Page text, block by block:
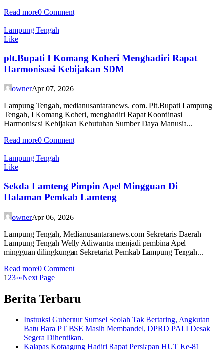
Read more0 Comment
Lampung Tengah
Like
plt.Bupati I Komang Koheri Menghadiri Rapat
Harmonisasi Kebijakan SDM
ownerApr 07, 2026
Lampung Tengah, medianusantaranews. com. Plt.Bupati Lampung
Tengah, I Komang Koheri, menghadiri Rapat Koordinasi
Harmonisasi Kebijakan Kebutuhan Sumber Daya Manusia...
Read more0 Comment
Lampung Tengah
Like
Sekda Lamteng Pimpin Apel Mingguan Di
Halaman Pemkab Lamteng
ownerApr 06, 2026
Lampung Tengah, Medianusantaranews.com Sekretaris Daerah
Lampung Tengah Welly Adiwantra menjadi pembina Apel
mingguan dilingkungan Sekretariat Pemkab Lampung Tengah...
Read more0 Comment
1 23›»Next Page
Berita Terbaru
Instruksi Gubernur Sumsel Seolah Tak Bertaring, Angkutan
Batu Bara PT BSE Masih Membandel, DPRD PALI Desak
Segera Dihentikan.
Kalapas Kotaagung Hadiri Rapat Persiapan HUT Ke-81